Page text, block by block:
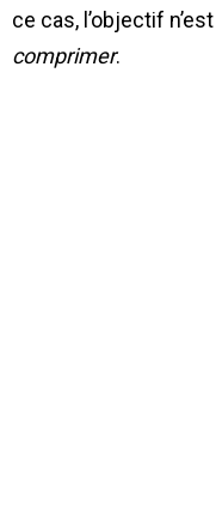
ce cas, l’objectif
comprimer.